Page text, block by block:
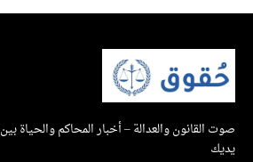
صوت القانون والعدالة – أخبار المحاكم والحياة بين
يديك